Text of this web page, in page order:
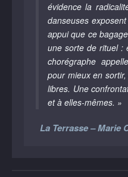
évidence la
danseuses
appui que ce
une sorte de rituel :
chorégraphe
pour mieux en
libres. Une
et à elles-mêmes. »
La Terrasse – Marie